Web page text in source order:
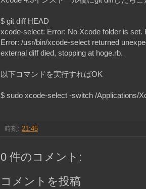
$ git diff HEAD
xcode-select: Error: No Xcode folder is
Error: /usr/bin/xcode-select returned
external diff died, stopping at hoge.rb.
以下コマンドを実行すればOK
$ sudo xcode-select -switch /Applications/
時刻: 21:45
0 件のコメント:
コメントを投稿